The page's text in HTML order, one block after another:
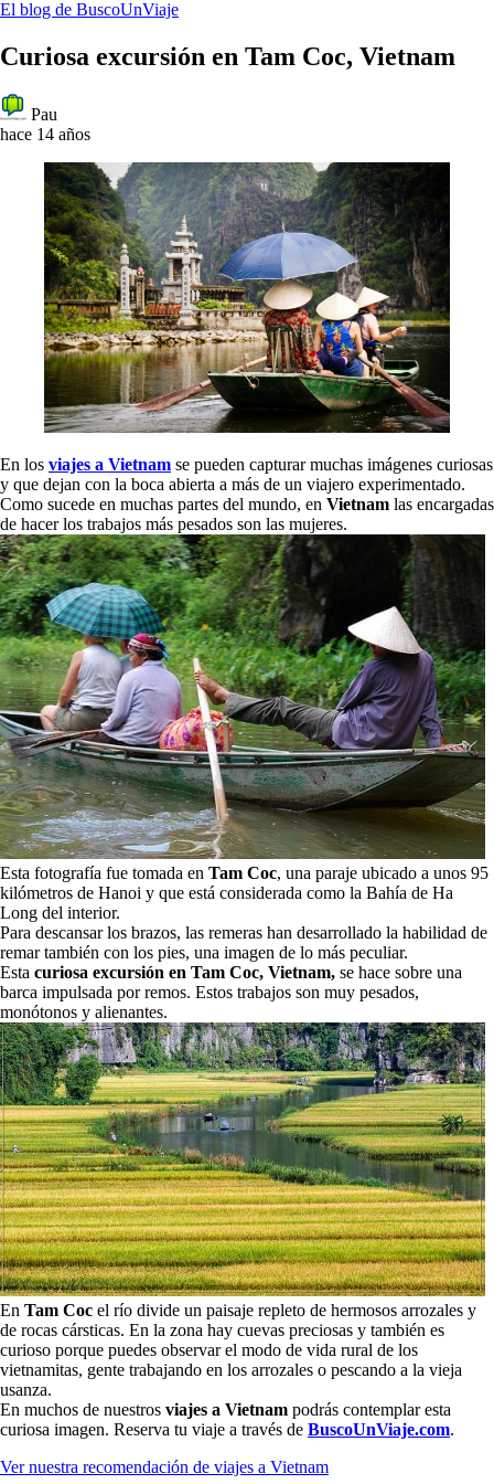
El blog de BuscoUnViaje
Curiosa excursión en Tam Coc, Vietnam
Pau
hace 14 años
En los viajes a Vietnam se pueden capturar muchas imágenes curiosas
y que dejan con la boca abierta a más de un viajero experimentado.
Como sucede en muchas partes del mundo, en Vietnam las encargadas
de hacer los trabajos más pesados son las mujeres.
Esta fotografía fue tomada en Tam Coc, una paraje ubicado a unos 95
kilómetros de Hanoi y que está considerada como la Bahía de Ha
Long del interior.
Para descansar los brazos, las remeras han desarrollado la habilidad de
remar también con los pies, una imagen de lo más peculiar.
Esta curiosa excursión en Tam Coc, Vietnam, se hace sobre una
barca impulsada por remos. Estos trabajos son muy pesados,
monótonos y alienantes.
En Tam Coc el río divide un paisaje repleto de hermosos arrozales y
de rocas cársticas. En la zona hay cuevas preciosas y también es
curioso porque puedes observar el modo de vida rural de los
vietnamitas, gente trabajando en los arrozales o pescando a la vieja
usanza.
En muchos de nuestros viajes a Vietnam podrás contemplar esta
curiosa imagen. Reserva tu viaje a través de BuscoUnViaje.com.
Ver nuestra recomendación de viajes a Vietnam